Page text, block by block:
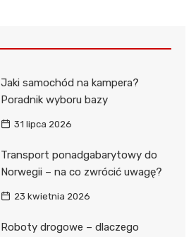
Jaki samochód na kampera?
Poradnik wyboru bazy
31 lipca 2026
Transport ponadgabarytowy do
Norwegii – na co zwrócić uwagę?
23 kwietnia 2026
Roboty drogowe – dlaczego